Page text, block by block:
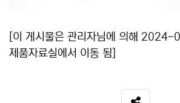
[이 게시물은 관리자님에 의해
제품자료실에서 이동 됨]